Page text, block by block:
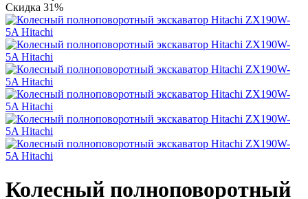
Скидка 31%
Колесный полноповоротный